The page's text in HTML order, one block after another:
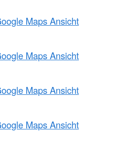
Maps Ansicht
Maps Ansicht
Maps Ansicht
Maps Ansicht